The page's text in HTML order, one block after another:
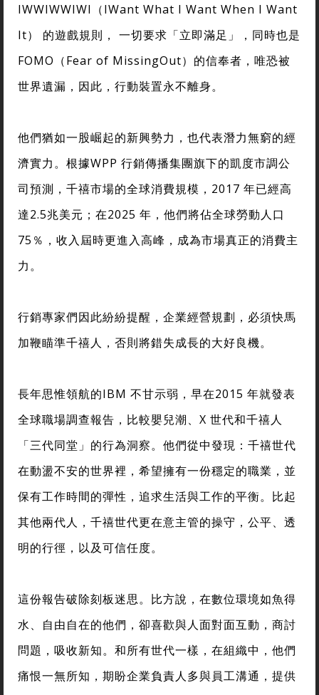
IWWIWWIWI（IWant What I Want When I Want
It） 的遊戲規則， 一切要求「立即滿足」，同時也是
FOMO（Fear of MissingOut）的信奉者，唯恐被
世界遺漏，因此，行動裝置永不離身。
他們猶如一股崛起的新興勢力，也代表潛力無窮的經
濟實力。根據WPP 行銷傳播集團旗下的凱度市調公
司預測，千禧市場的全球消費規模，2017 年已經高
達2.5兆美元；在2025 年，他們將佔全球勞動人口
75％，收入屆時更進入高峰，成為市場真正的消費主
力。
行銷專家們因此紛紛提醒，企業經營規劃，必須快馬
加鞭瞄準千禧人，否則將錯失成長的大好良機。
長年思惟領航的IBM 不甘示弱，早在2015 年就發表
全球職場調查報告，比較嬰兒潮、X 世代和千禧人
「三代同堂」的行為洞察。他們從中發現：千禧世代
在動盪不安的世界裡，希望擁有一份穩定的職業，並
保有工作時間的彈性，追求生活與工作的平衡。比起
其他兩代人，千禧世代更在意主管的操守，公平、透
明的行徑，以及可信任度。
這份報告破除刻板迷思。比方說，在數位環境如魚得
水、自由自在的他們，卻喜歡與人面對面互動，商討
問題，吸收新知。和所有世代一樣，在組織中，他們
痛恨一無所知，期盼企業負責人多與員工溝通，提供